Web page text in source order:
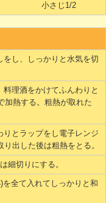
小さじ1/2
し、しっかりと水気を切
理酒をかけてふんわりと
加熱する。粗熱が取れた
とラップをし電子レンジ
出した後は粗熱をとる。
細切りにする。
全て入れてしっかりと和